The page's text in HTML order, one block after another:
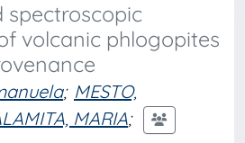
spectroscopic
volcanic phlogopites
; MESTO,
MARIA;